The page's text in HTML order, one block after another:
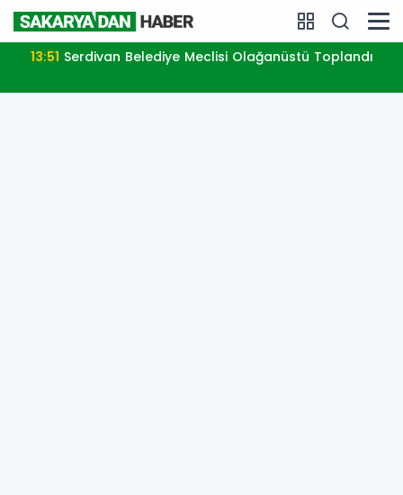
13:51 Serdivan Belediye Meclisi Olağanüstü Toplandı